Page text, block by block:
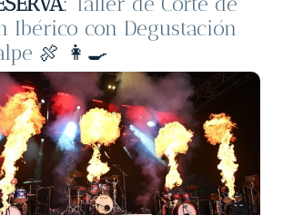
Ibérico con Degustación
🍖 👩‍🍳